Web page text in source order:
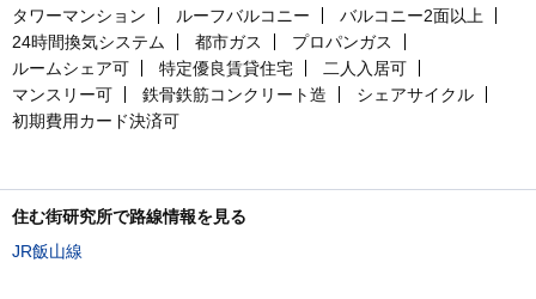
タワーマンション
ルーフバルコニー
バルコニー2面以上
24時間換気システム
都市ガス
プロパンガス
ルームシェア可
特定優良賃貸住宅
二人入居可
マンスリー可
鉄骨鉄筋コンクリート造
シェアサイクル
初期費用カード決済可
住む街研究所で路線情報を見る
JR飯山線